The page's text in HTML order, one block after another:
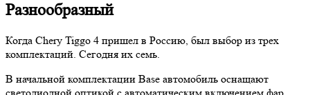
Разнообразный
Когда Chery Tiggo 4 пришел в Россию, был выбор из трех
комплектаций. Сегодня их семь.
В начальной комплектации Base автомобиль оснащают